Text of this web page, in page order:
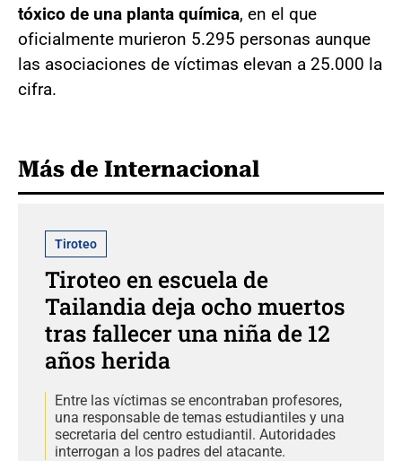
tóxico de una planta química, en el que
oficialmente murieron 5.295 personas aunque
las asociaciones de víctimas elevan a 25.000 la
cifra.
Más de Internacional
Tiroteo
Tiroteo en escuela de
Tailandia deja ocho muertos
tras fallecer una niña de 12
años herida
Entre las víctimas se encontraban profesores,
una responsable de temas estudiantiles y una
secretaria del centro estudiantil. Autoridades
interrogan a los padres del atacante.